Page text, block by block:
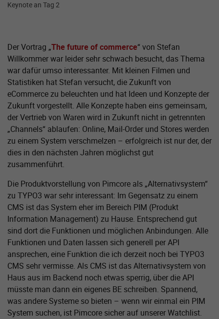
Keynote an Tag 2
Der Vortrag „The future of commerce“ von Stefan
Willkommer war leider sehr schwach besucht, das Thema
war dafür umso interessanter. Mit kleinen Filmen und
Statistiken hat Stefan versucht, die Zukunft von
eCommerce zu beleuchten und hat Ideen und Konzepte der
Zukunft vorgestellt. Alle Konzepte haben eins gemeinsam,
der Vertrieb von Waren wird in Zukunft nicht in getrennten
„Channels“ ablaufen: Online, Mail-Order und Stores werden
zu einem System verschmelzen – erfolgreich ist nur der, der
dies in den nächsten Jahren möglichst gut
zusammenführt.
Die Produktvorstellung von Pimcore als „Alternativsystem“
zu TYPO3 war sehr interessant: Im Gegensatz zu einem
CMS ist das System eher im Bereich PIM (Produkt
Information Management) zu Hause. Entsprechend gut
sind dort die Funktionen und möglichen Anbindungen. Alle
Funktionen und Daten lassen sich generell per API
ansprechen, eine Funktion die ich derzeit noch bei TYPO3
CMS sehr vermisse. Als CMS ist das Alternativsystem von
Haus aus im Backend noch etwas sperrig, über die API
müsste man dann ein eigenes BE schreiben. Spannend,
was andere Systeme so bieten – wenn wir einmal ein PIM
System suchen, ist Pimcore sicher auf unserer Watchlist.